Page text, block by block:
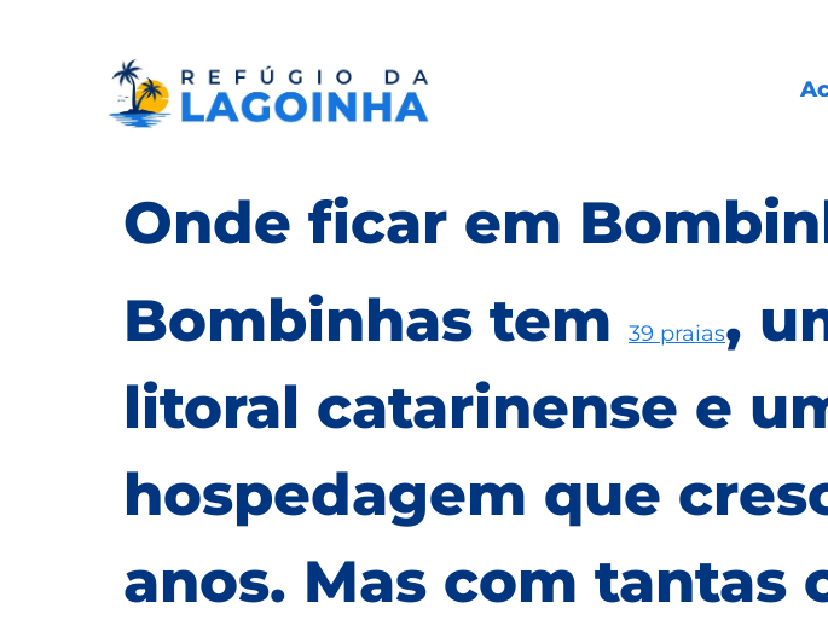
Onde ficar em
Bombinhas tem
39 praias,
litoral catarinense e
hospedagem que
anos. Mas com tantas